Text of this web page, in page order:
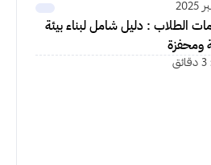
ومحفزة